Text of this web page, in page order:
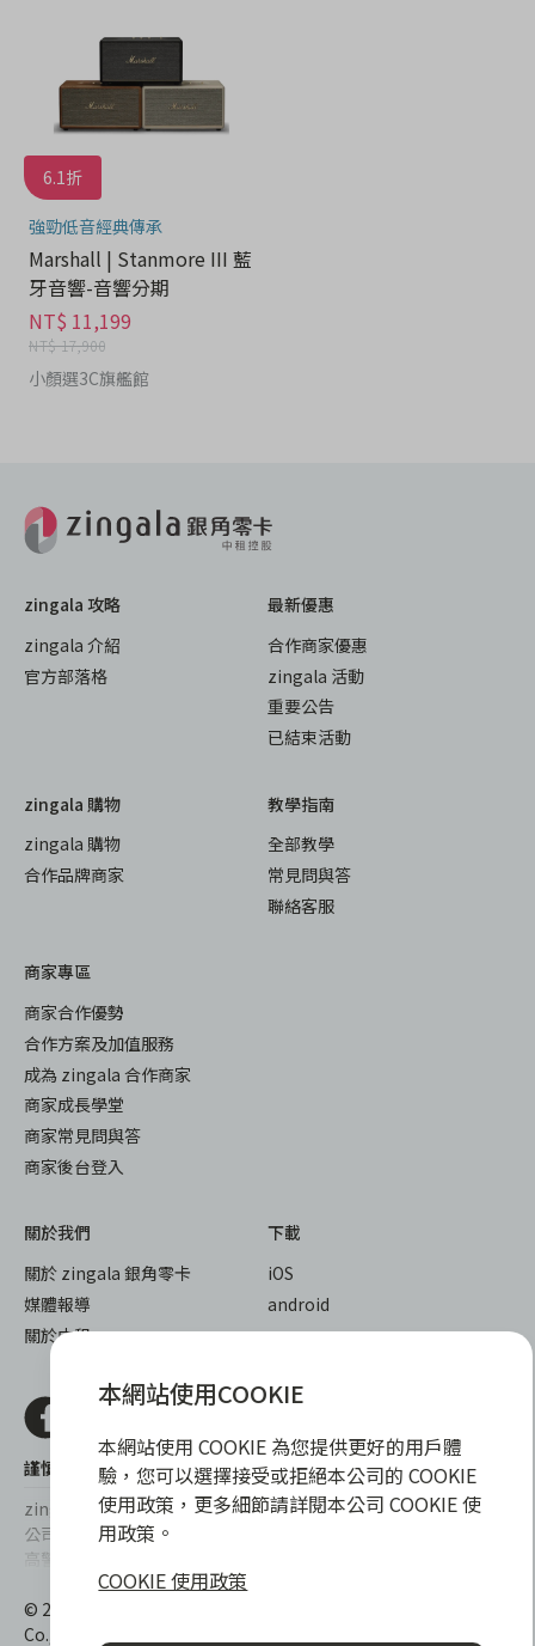
6.1折
強勁低音經典傳承
Marshall | Stanmore III 藍
牙音響-音響分期
NT$ 11,199
NT$ 17,900
小顏選3C旗艦館
zingala 攻略
zingala 介紹
官方部落格
最新優惠
合作商家優惠
zingala 活動
重要公告
已結束活動
zingala 購物
zingala 購物
合作品牌商家
教學指南
全部教學
常見問與答
聯絡客服
商家專區
商家合作優勢
合作方案及加值服務
成為 zingala 合作商家
商家成長學堂
商家常見問與答
商家後台登入
關於我們
關於 zingala 銀角零卡
媒體報導
關於中租
下載
iOS
android
謹慎衡量自身財務狀況，理性理財最安心
zingala銀角零卡/仲信資融沒有代辦公司及代辦業務，也未與代辦
公司合作，更不會要求您提供實體銀行提款卡或實體信用卡，請提
高警覺，勿受騙上當！
提醒您，消費前請審慎評估財務狀況，理性理財最安心。總費用年
百分率區間為0%~15.9%，實際費用率，仍以各合作商家提供之商
© 2022 仲信資融股份有限公司 Chailease Consumer Finance
Co., Ltd. All Rights Reserved.
本網站使用COOKIE
本網站使用 COOKIE 為您提供更好的用戶體
驗，您可以選擇接受或拒絕本公司的 COOKIE
使用政策，更多細節請詳閱本公司 COOKIE 使
用政策。
COOKIE 使用政策